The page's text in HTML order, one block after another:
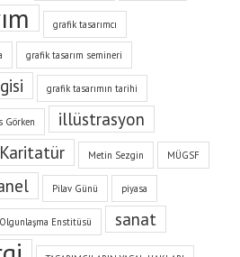
grafik tasarımcı
grafik tasarım semineri
grafik tasarımın tarihi
Görken illüstrasyon
Karitatür Metin Sezgin MÜGSF
Pilav Günü piyasa
Olgunlaşma Enstitüsü sanat